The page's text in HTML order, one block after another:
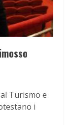
Turismo e
i